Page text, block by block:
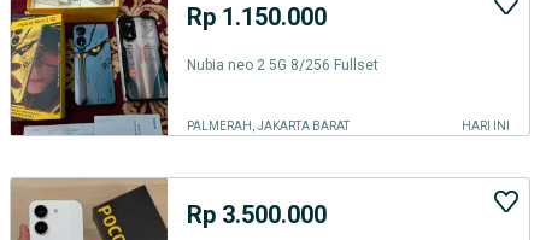
Rp 1.150.000
Nubia neo 2 5G 8/256 Fullset
PALMERAH, JAKARTA BARAT HARI INI
Rp 3.500.000